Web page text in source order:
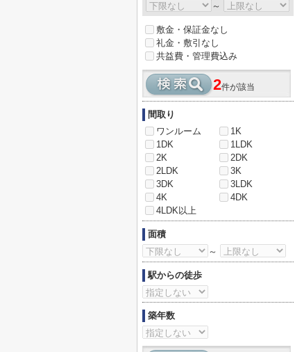
～
敷金・保証金なし
礼金・敷引なし
共益費・管理費込み
2件が該当
間取り
ワンルーム
1K
1DK
1LDK
2K
2DK
2LDK
3K
3DK
3LDK
4K
4DK
4LDK以上
面積
～
駅からの徒歩
築年数